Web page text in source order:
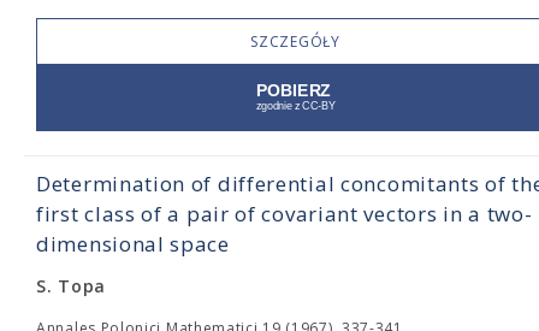
SZCZEGÓŁY
Determination of differential concomitants of
first class of a pair of covariant vectors in a two-
dimensional space
S. Topa